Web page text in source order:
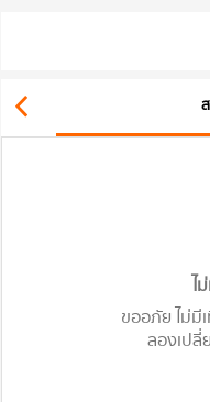
ไ
ขออภัย ไม่มี
ลองเปลี่